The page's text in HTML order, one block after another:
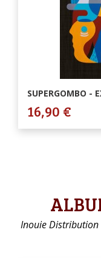
SUPERGOMBO -
16,90 €
Inouie Distribution